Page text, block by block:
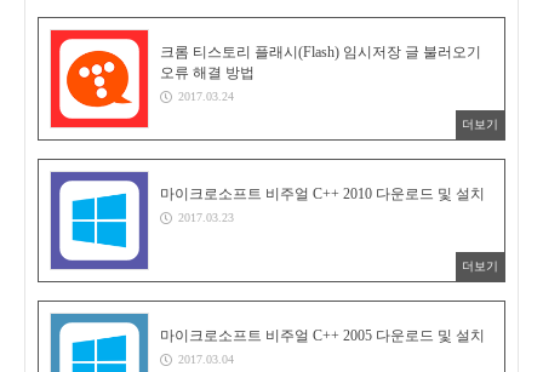
크롬 티스토리 플래시(Flash) 임시저장 글 불러오기
오류 해결 방법
2017.03.24
더보기
마이크로소프트 비주얼 C++ 2010 다운로드 및 설치
2017.03.23
더보기
마이크로소프트 비주얼 C++ 2005 다운로드 및 설치
2017.03.04